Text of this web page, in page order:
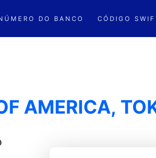
DO BANCO CÓDIGO
AMERICA,